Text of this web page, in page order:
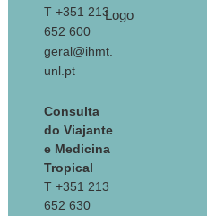
T +351 213
652 600
geral@ihmt.
unl.pt
Consulta
do Viajante
e Medicina
Tropical
T +351 213
652 630